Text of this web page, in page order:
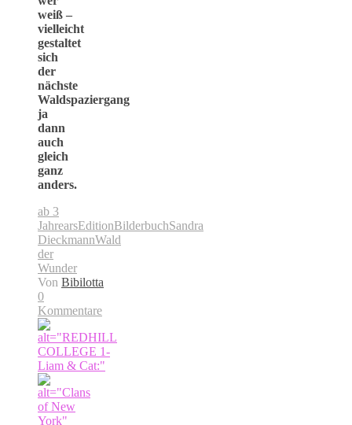
weiß –
vielleicht
gestaltet
sich
der
nächste
Waldspaziergang
ja
dann
auch
gleich
ganz
anders.
ab 3
JahrearsEditionBilderbuchSandra
DieckmannWald
der
Wunder
Von Bibilotta
0
Kommentare